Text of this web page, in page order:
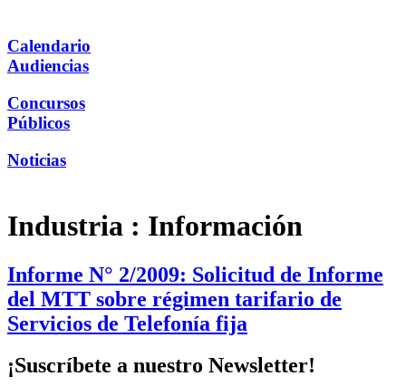
Calendario
Audiencias
Concursos
Públicos
Noticias
Industria : Información
Informe N° 2/2009: Solicitud de Informe
del MTT sobre régimen tarifario de
Servicios de Telefonía fija
¡Suscríbete a nuestro Newsletter!